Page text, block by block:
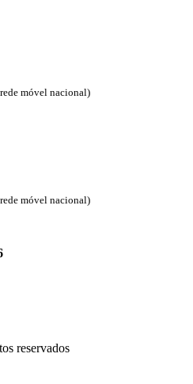
móvel nacional)
móvel nacional)
reservados